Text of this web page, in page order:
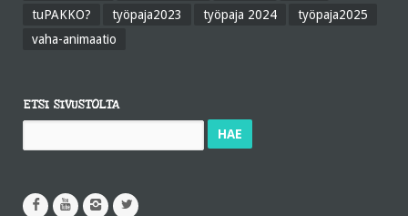
tuPAKKO?
työpaja2023 työpaja 2024
työpaja2025
vaha-animaatio
ETSI SIVUSTOLTA